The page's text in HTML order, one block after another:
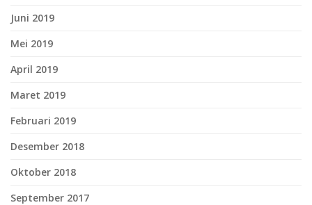
Juni 2019
Mei 2019
April 2019
Maret 2019
Februari 2019
Desember 2018
Oktober 2018
September 2017